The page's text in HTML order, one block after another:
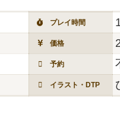
プレイ時間
価格
予約
イラスト・DTP